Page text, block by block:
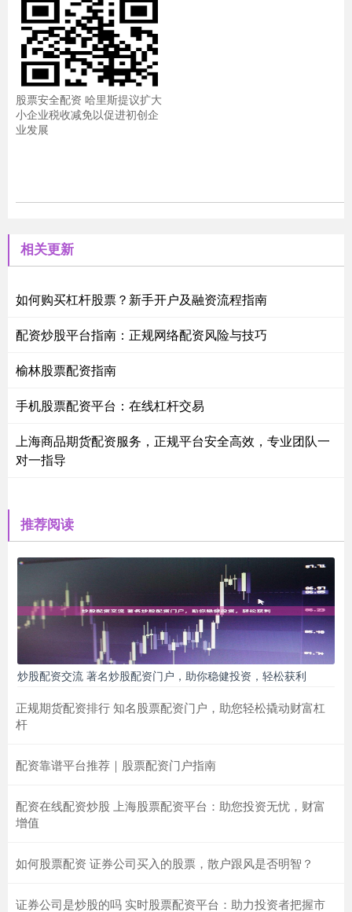
股票安全配资 哈里斯提议扩大
小企业税收减免以促进初创企
业发展
相关更新
如何购买杠杆股票？新手开户及融资流程指南
配资炒股平台指南：正规网络配资风险与技巧
榆林股票配资指南
手机股票配资平台：在线杠杆交易
上海商品期货配资服务，正规平台安全高效，专业团队一
对一指导
推荐阅读
炒股配资交流 著名炒股配资门户，助你稳健投资，轻松获利
正规期货配资排行 知名股票配资门户，助您轻松撬动财富杠
杆
配资靠谱平台推荐｜股票配资门户指南
配资在线配资炒股 上海股票配资平台：助您投资无忧，财富
增值
如何股票配资 证券公司买入的股票，散户跟风是否明智？
证券公司是炒股的吗 实时股票配资平台：助力投资者把握市